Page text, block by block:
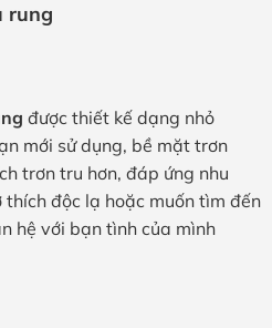
rung
được thiết kế dạng nhỏ
mới sử dụng, bề mặt trơn
trơn tru hơn, đáp ứng nhu
độc lạ hoặc muốn tìm đến
hệ với bạn tình của mình